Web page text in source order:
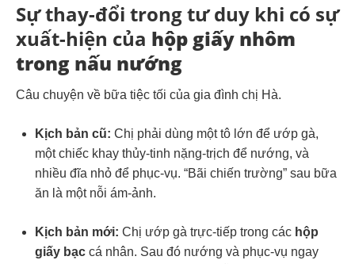
Sự thay-đổi trong tư duy khi có sự
xuất-hiện của hộp giấy nhôm
trong nấu nướng
Câu chuyện về bữa tiệc tối của gia đình chị Hà.
Kịch bản cũ: Chị phải dùng một tô lớn để ướp gà,
một chiếc khay thủy-tinh nặng-trịch để nướng, và
nhiều đĩa nhỏ để phục-vụ. “Bãi chiến trường” sau bữa
ăn là một nỗi ám-ảnh.
Kịch bản mới: Chị ướp gà trực-tiếp trong các hộp
giấy bạc cá nhân. Sau đó nướng và phục-vụ ngay